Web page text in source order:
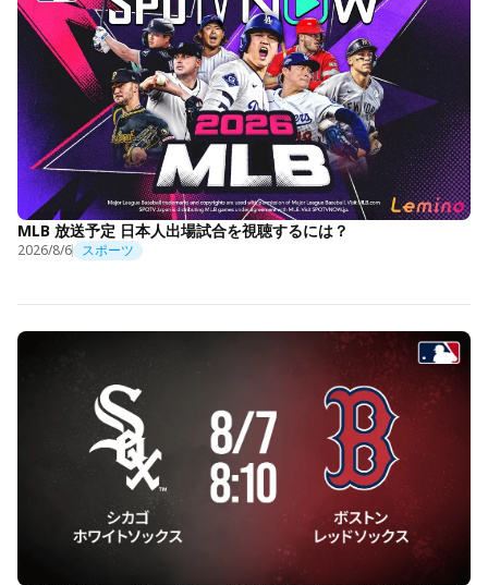
MLB 放送予定 日本人出場試合を視聴するには？
2026/8/6 スポーツ